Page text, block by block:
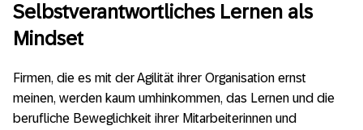
Selbstverantwortliches Lernen als
Mindset
Firmen, die es mit der Agilität ihrer Organisation ernst
meinen, werden kaum umhinkommen, das Lernen und die
berufliche Beweglichkeit ihrer Mitarbeiterinnen und